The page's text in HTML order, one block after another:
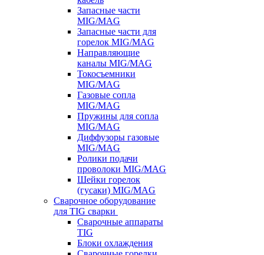
Запасные части
MIG/MAG
Запасные части для
горелок MIG/MAG
Направляющие
каналы MIG/MAG
Токосъемники
MIG/MAG
Газовые сопла
MIG/MAG
Пружины для сопла
MIG/MAG
Диффузоры газовые
MIG/MAG
Ролики подачи
проволоки MIG/MAG
Шейки горелок
(гусаки) MIG/MAG
Сварочное оборудование
для TIG сварки
Сварочные аппараты
TIG
Блоки охлаждения